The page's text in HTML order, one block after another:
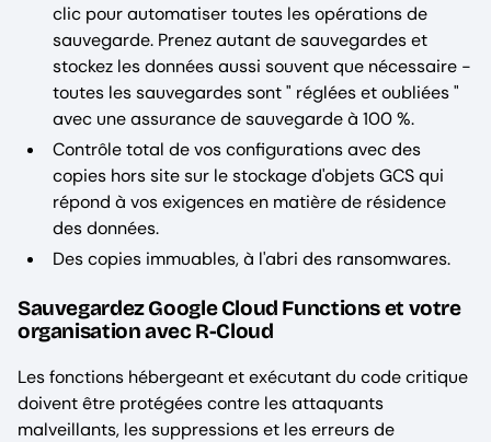
clic pour automatiser toutes les opérations de
sauvegarde. Prenez autant de sauvegardes et
stockez les données aussi souvent que nécessaire -
toutes les sauvegardes sont " réglées et oubliées "
avec une assurance de sauvegarde à 100 %.
Contrôle total de vos configurations avec des
copies hors site sur le stockage d'objets GCS qui
répond à vos exigences en matière de résidence
des données.
Des copies immuables, à l'abri des ransomwares.
Sauvegardez Google Cloud Functions et votre
organisation avec R-Cloud
Les fonctions hébergeant et exécutant du code critique
doivent être protégées contre les attaquants
malveillants, les suppressions et les erreurs de